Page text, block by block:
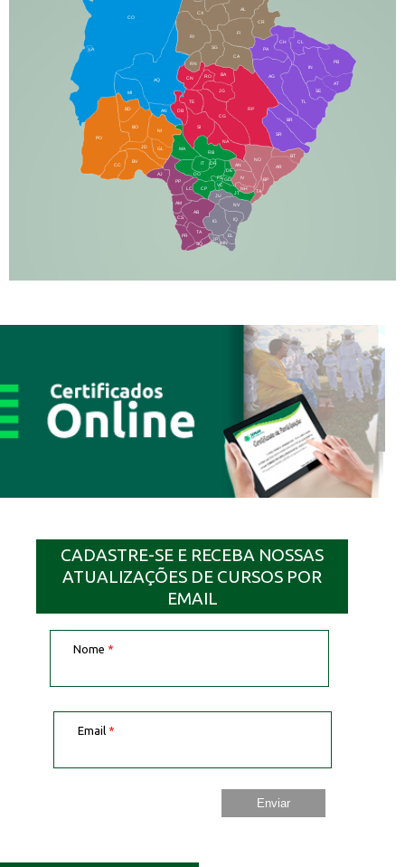
CO
AQ
MI
AN
CX
RI
AL
CR
FI
SG
BA
CA
PA
CH CL
PB
SE
TL
AG
BR
SR
BT
AR
RP
RO
JG
CG
SI
NA
TA
NH
JT
RB
MA
IT
DR
DO
CP
JU
NV
IQ
EL
BD
BO
NI
JD
PO
BV
CC
PP
AJ
LC
AM
AB
JP
DB
TE
CS
PR
TA
SQ
IG
MN
IN
NO
BP
RN
CN
GL
AN
IV
FS
VC
GD
DE
AT
LA
CADASTRE-SE E RECEBA NOSSAS
ATUALIZAÇÕES DE CURSOS POR
EMAIL
Nome *
Email *